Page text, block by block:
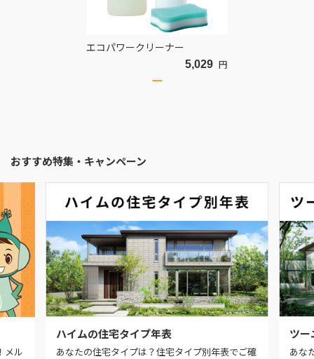
エコパワークリーナー
5,029 円
おすすめ特集・キャンペーン
メル
ハイムの住宅タイプ年表
あなたの住宅タイプは？住宅タイプ別年表でご確
ツー
あな